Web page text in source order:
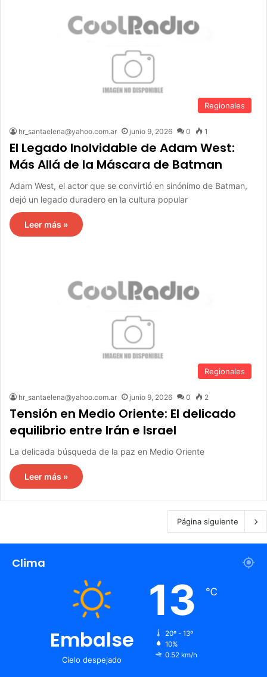
Regionales
hr_santaelena@yahoo.com.ar junio 9, 2026 0 1
El Legado Inolvidable de Adam West:
Más Allá de la Máscara de Batman
Adam West, el actor que se convirtió en sinónimo de Batman,
dejó un legado duradero en la cultura popular
Leer más »
Regionales
hr_santaelena@yahoo.com.ar junio 9, 2026 0 2
Tensión en Medio Oriente: El delicado
equilibrio entre Irán e Israel
La delicada búsqueda de la paz en Medio Oriente
Leer más »
Página siguiente
Clima
Embalse
Cielo despejado
13 ℃
20º - 13º
10%
0.52 km/h